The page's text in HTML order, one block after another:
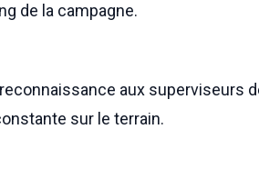
de la campagne.
aux superviseurs
sur le terrain.